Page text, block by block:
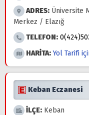
ADRES: Üniversite
Merkez / Elazığ
TELEFON:
HARİTA: Yol Tarifi
Keban Eczanesi
İLÇE: Keban